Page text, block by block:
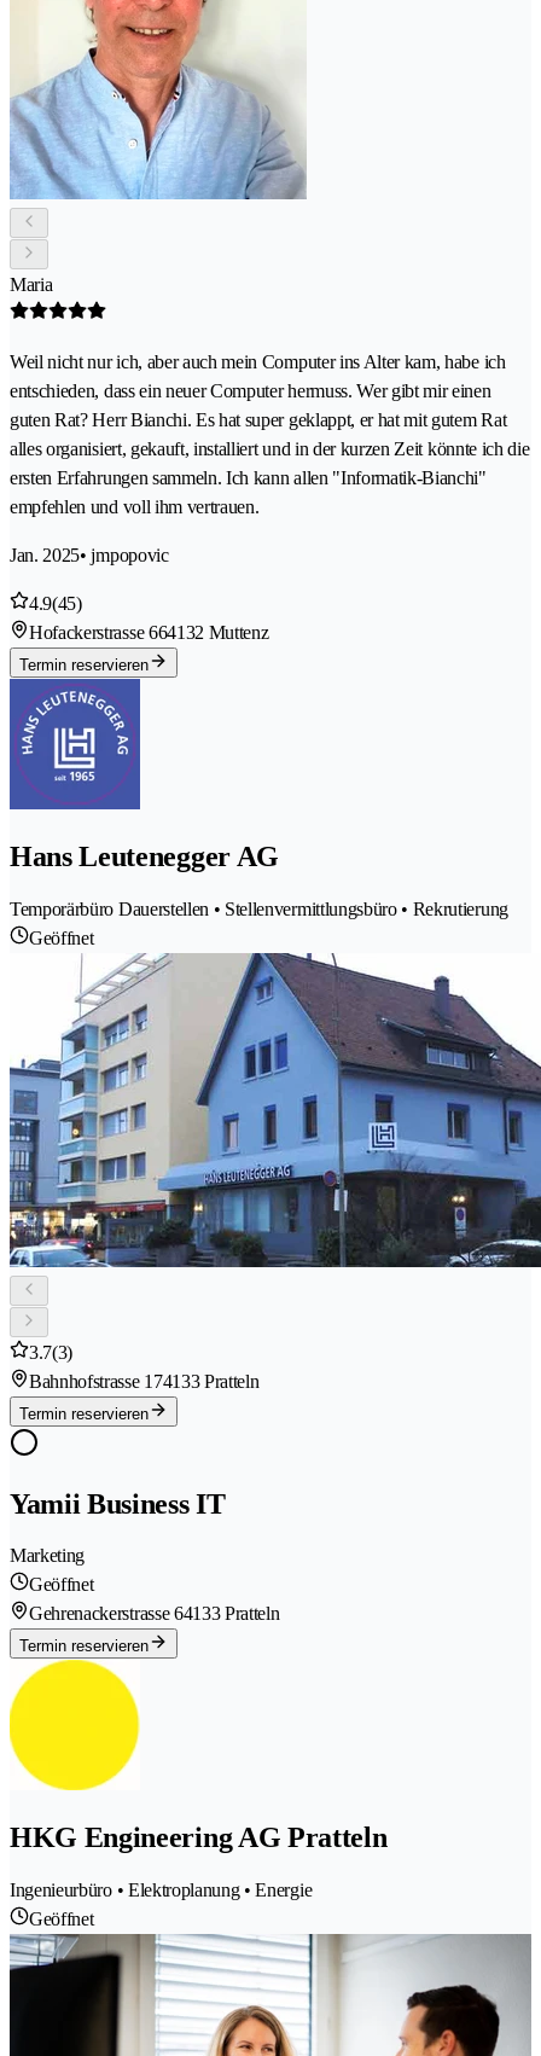
Maria
Weil nicht nur ich, aber auch mein Computer ins Alter kam, habe ich
entschieden, dass ein neuer Computer hermuss. Wer gibt mir einen
guten Rat? Herr Bianchi. Es hat super geklappt, er hat mit gutem Rat
alles organisiert, gekauft, installiert und in der kurzen Zeit könnte ich die
ersten Erfahrungen sammeln. Ich kann allen "Informatik-Bianchi"
empfehlen und voll ihm vertrauen.
Jan. 2025• jmpopovic
4.9(45)
Hofackerstrasse 664132 Muttenz
Termin reservieren
Hans Leutenegger AG
Temporärbüro Dauerstellen • Stellenvermittlungsbüro • Rekrutierung
Geöffnet
3.7(3)
Bahnhofstrasse 174133 Pratteln
Termin reservieren
Yamii Business IT
Marketing
Geöffnet
Gehrenackerstrasse 64133 Pratteln
Termin reservieren
HKG Engineering AG Pratteln
Ingenieurbüro • Elektroplanung • Energie
Geöffnet